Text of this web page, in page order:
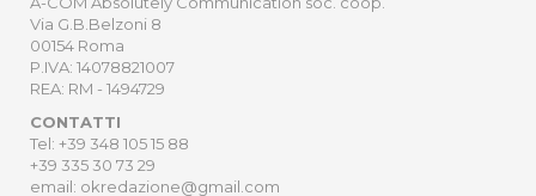
Via G.B.Belzoni 8
00154 Roma
P.IVA: 14078821007
REA: RM - 1494729
CONTATTI
Tel: +39 348 105 15 88
+39 335 30 73 29
email: okredazione@gmail.com